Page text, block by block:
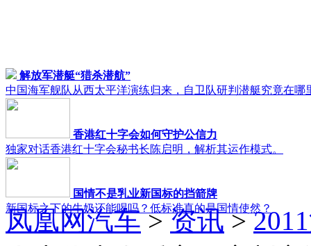
解放军潜艇“猎杀潜航”
中国海军舰队从西太平洋演练归来，自卫队研判潜艇究竟在哪
香港红十字会如何守护公信力
独家对话香港红十字会秘书长陈启明，解析其运作模式。
国情不是乳业新国标的挡箭牌
新国标之下的牛奶还能喝吗？低标准真的是国情使然？
凤凰网汽车>资讯>